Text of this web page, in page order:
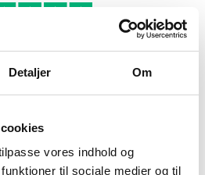
Detaljer Om
vores indhold og
til sociale medier og til
INFORMATION